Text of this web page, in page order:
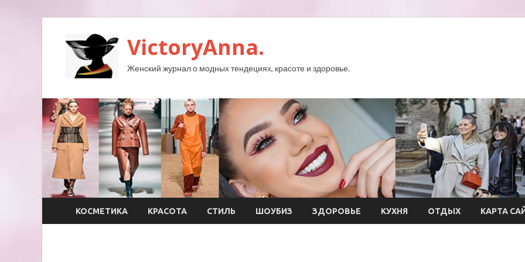
VictoryAnna.
Женский журнал о модных тендециях, красоте и здоровье.
КОСМЕТИКА КРАСОТА СТИЛЬ ШОУБИЗ ЗДОРОВЬЕ КУХНЯ ОТДЫХ КАРТА